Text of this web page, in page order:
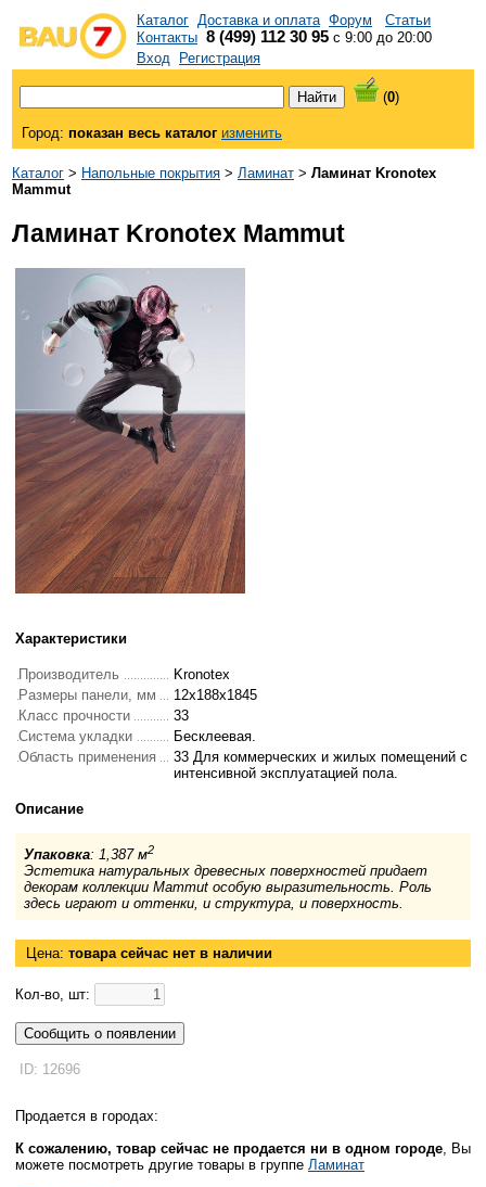
Каталог Доставка и оплата Форум
Статьи
Контакты 8 (499) 112 30 95 с 9:00 до 20:00
Вход
Регистрация
(0)
Город: показан весь каталог изменить
Каталог > Напольные покрытия > Ламинат > Ламинат Kronotex
Mammut
Ламинат Kronotex Mammut
Характеристики
Производитель
Kronotex
Размеры панели, мм
12x188x1845
Класс прочности
33
Система укладки
Бесклеевая.
Область применения
33 Для коммерческих и жилых помещений с
интенсивной эксплуатацией пола.
Описание
Упаковка: 1,387 м2
Эстетика натуральных древесных поверхностей придает
декорам коллекции Mammut особую выразительность. Роль
здесь играют и оттенки, и структура, и поверхность.
Цена: товара сейчас нет в наличии
Кол-во, шт:
Сообщить о появлении
ID: 12696
Продается в городах:
К сожалению, товар сейчас не продается ни в одном городе, Вы
можете посмотреть другие товары в группе Ламинат